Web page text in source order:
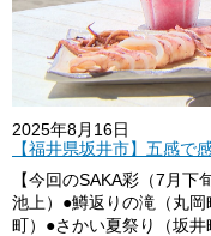
2025年8月16日
【福井県坂井市】五感で
【今回のSAKA彩（7月
池上）●鱒返りの滝（丸
町）●さかい夏祭り（坂井